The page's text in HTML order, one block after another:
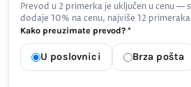
Prevod u 2 primerka je uključen u cenu —
dodaje 10% na cenu, najviše 12
Kako preuzimate prevod? *
U poslovnici Brza pošta